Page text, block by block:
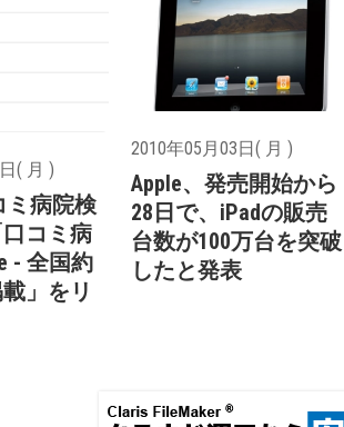
( 月 )
ミ病院検
コミ病
- 全国約
」をリ
2010年05月03日( 月 )
Apple、発売開始から
28日で、iPadの販売
台数が100万台を突破
したと発表